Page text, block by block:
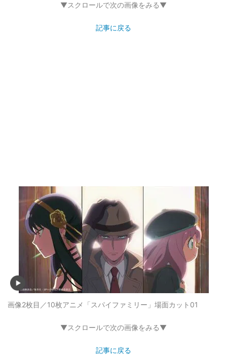
▼スクロールで次の画像をみる▼
記事に戻る
画像2枚目／10枚アニメ「スパイファミリー」場面カット01
▼スクロールで次の画像をみる▼
記事に戻る